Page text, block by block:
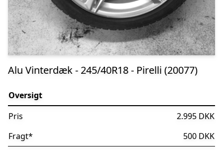
Alu Vinterdæk - 245/40R18 - Pirelli (20077)
Oversigt
Pris
2.995 DKK
Fragt*
500 DKK